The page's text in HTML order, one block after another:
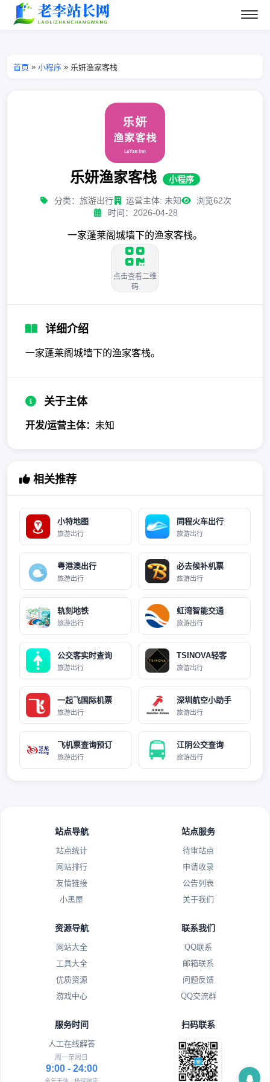
首页 » 小程序 » 乐妍渔家客栈
乐妍渔家客栈 小程序
分类：旅游出行 运营主体: 未知
浏览62次
时间：2026-04-28
一家蓬莱阁城墙下的渔家客栈。
点击查看二维
码
详细介绍
一家蓬莱阁城墙下的渔家客栈。
关于主体
开发/运营主体： 未知
相关推荐
小特地图
旅游出行
同程火车出行
旅游出行
粤港澳出行
旅游出行
必去候补机票
旅游出行
轨刻地铁
旅游出行
虹湾智能交通
旅游出行
公交客实时查询
旅游出行
TSINOVA轻客
旅游出行
一起飞国际机票
旅游出行
深圳航空小助手
旅游出行
飞机票查询预订
旅游出行
江阴公交查询
旅游出行
站点导航
站点统计
网站排行
友情链接
小黑屋
站点服务
待审站点
申请收录
公告列表
关于我们
资源导航
网站大全
工具大全
优质资源
游戏中心
联系我们
QQ联系
邮箱联系
问题反馈
QQ交流群
服务时间
人工在线解答
周一至周日
9:00 - 24:00
扫码联系